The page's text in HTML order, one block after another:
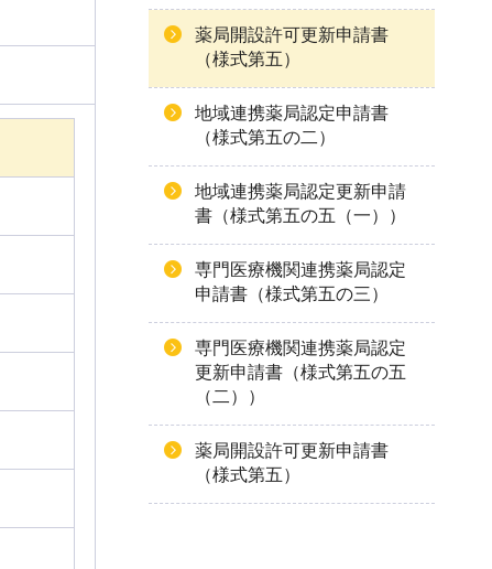
薬局開設許可更新申請書
（様式第五）
地域連携薬局認定申請書
（様式第五の二）
地域連携薬局認定更新申請
書（様式第五の五（一））
専門医療機関連携薬局認定
申請書（様式第五の三）
専門医療機関連携薬局認定
更新申請書（様式第五の五
（二））
薬局開設許可更新申請書
（様式第五）